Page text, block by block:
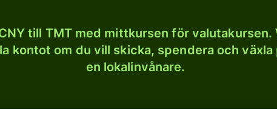
till TMT med mittkursen för valutakursen.
kontot om du vill skicka, spendera och växla
en lokalinvånare.